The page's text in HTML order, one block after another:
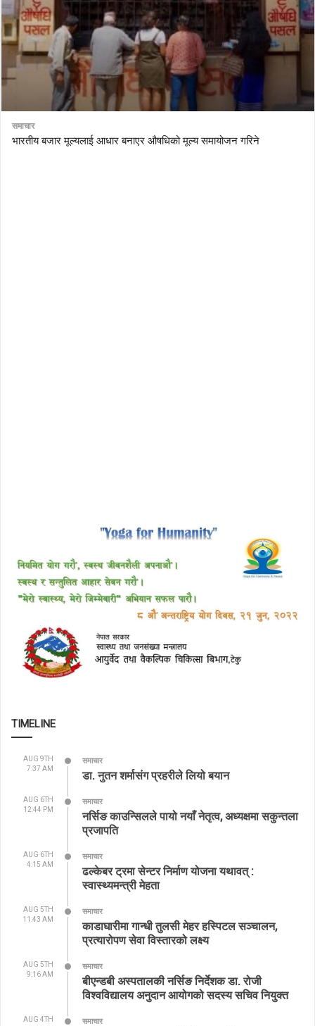
समाचार
भारतीय बजार मूल्यलाई आधार बनाएर औषधिको मूल्य समायोजन गरिने
TIMELINE
AUG 9TH
7:37 AM
समाचार
डा. नुतन शर्मासंग प्रहरीले लियो बयान
AUG 6TH
12:44 PM
समाचार
नर्सिङ काउन्सिलले पायो नयाँ नेतृत्व, अध्यक्षमा सकुन्तला
प्रजापति
AUG 6TH
4:15 AM
समाचार
ढल्केबर ट्रमा सेन्टर निर्माण योजना यथावत् :
स्वास्थ्यमन्त्री मेहता
AUG 5TH
11:43 AM
समाचार
काडाघारीमा गान्धी तुलसी मेहर हस्पिटल सञ्चालन,
प्रत्यारोपण सेवा विस्तारको लक्ष्य
AUG 5TH
9:16 AM
समाचार
बीएन्डबी अस्पतालकी नर्सिङ निर्देशक डा. रोजी
विश्वविद्यालय अनुदान आयोगको सदस्य सचिव नियुक्त
AUG 4TH
समाचार